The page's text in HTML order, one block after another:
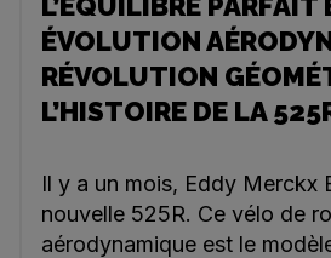
ÉVOLUTION
RÉVOLUTION
L’HISTOIRE DE LA
Il y a un mois, Eddy Merckx
nouvelle 525R. Ce vélo de
aérodynamique est le